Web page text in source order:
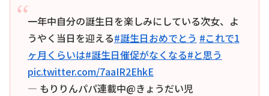
一年中自分の誕生日を楽しみにしている次女、よ
うやく当日を迎える#誕生日おめでとう #これで1
ヶ月くらいは#誕生日催促がなくなる#と思う
pic.twitter.com/7aaIR2EhkE
— もりりんパパ連載中@きょうだい児